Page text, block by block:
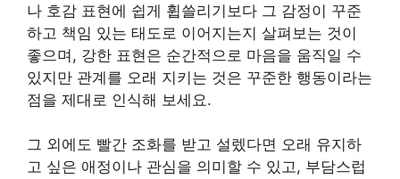
나 호감 표현에 쉽게 휩쓸리기보다 그 감정이 꾸준
하고 책임 있는 태도로 이어지는지 살펴보는 것이
좋으며, 강한 표현은 순간적으로 마음을 움직일 수
있지만 관계를 오래 지키는 것은 꾸준한 행동이라는
점을 제대로 인식해 보세요.
그 외에도 빨간 조화를 받고 설렜다면 오래 유지하
고 싶은 애정이나 관심을 의미할 수 있고, 부담스럽